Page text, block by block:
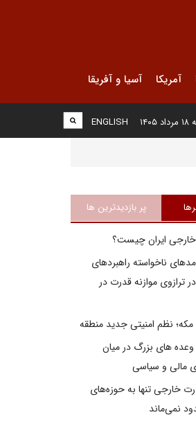
آمریکا آسیا و آفریقا
ENGLISH
پر بازدیدترین ها
ایران چیست؟
ناخواسته راهبردهای
ترازوی موازنه قدرت در
مکه؛ نظم امنیتی جدید منطقه
وعده های بزرگ در میان
مالی و سیاسی
خارجی تنها به حوزه‌های
نمی‌ماند